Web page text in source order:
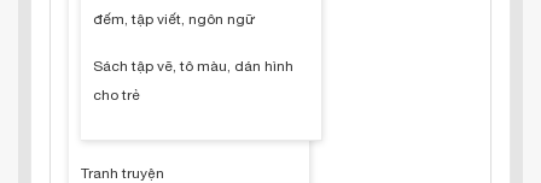
đếm, tập viết, ngôn ngữ
Sách tập vẽ, tô màu, dán hình
cho trẻ
Tranh truyện